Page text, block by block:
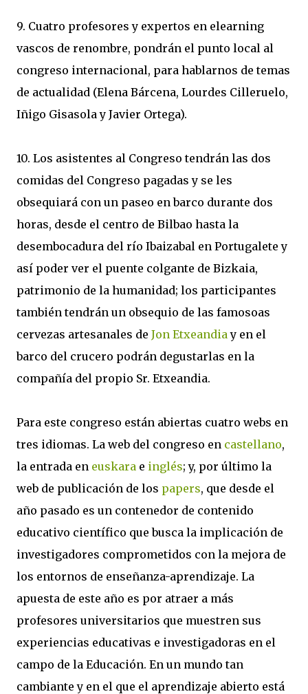
9. Cuatro profesores y expertos en elearning
vascos de renombre, pondrán el punto local al
congreso internacional, para hablarnos de temas
de actualidad (Elena Bárcena, Lourdes Cilleruelo,
Iñigo Gisasola y Javier Ortega).
10. Los asistentes al Congreso tendrán las dos
comidas del Congreso pagadas y se les
obsequiará con un paseo en barco durante dos
horas, desde el centro de Bilbao hasta la
desembocadura del río Ibaizabal en Portugalete y
así poder ver el puente colgante de Bizkaia,
patrimonio de la humanidad; los participantes
también tendrán un obsequio de las famosoas
cervezas artesanales de Jon Etxeandia y en el
barco del crucero podrán degustarlas en la
compañía del propio Sr. Etxeandia.
Para este congreso están abiertas cuatro webs en
tres idiomas. La web del congreso en castellano,
la entrada en euskara e inglés; y, por último la
web de publicación de los papers, que desde el
año pasado es un contenedor de contenido
educativo científico que busca la implicación de
investigadores comprometidos con la mejora de
los entornos de enseñanza-aprendizaje. La
apuesta de este año es por atraer a más
profesores universitarios que muestren sus
experiencias educativas e investigadoras en el
campo de la Educación. En un mundo tan
cambiante y en el que el aprendizaje abierto está